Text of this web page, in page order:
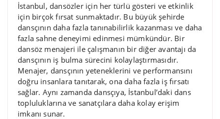
İstanbul, dansözler için her türlü gösteri ve etkinlik
için birçok fırsat sunmaktadır. Bu büyük şehirde
dansçının daha fazla tanınabilirlik kazanması ve daha
fazla sahne deneyimi edinmesi mümkündür. Bir
dansöz menajeri ile çalışmanın bir diğer avantajı da
dansçının iş bulma sürecini kolaylaştırmasıdır.
Menajer, dansçının yeteneklerini ve performansını
doğru insanlara tanıtarak, ona daha fazla iş fırsatı
sağlar. Aynı zamanda dansçıya, İstanbul’daki dans
topluluklarına ve sanatçılara daha kolay erişim
imkanı sunar.